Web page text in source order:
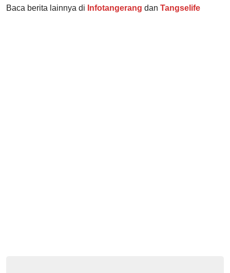
Baca berita lainnya di Infotangerang dan Tangselife